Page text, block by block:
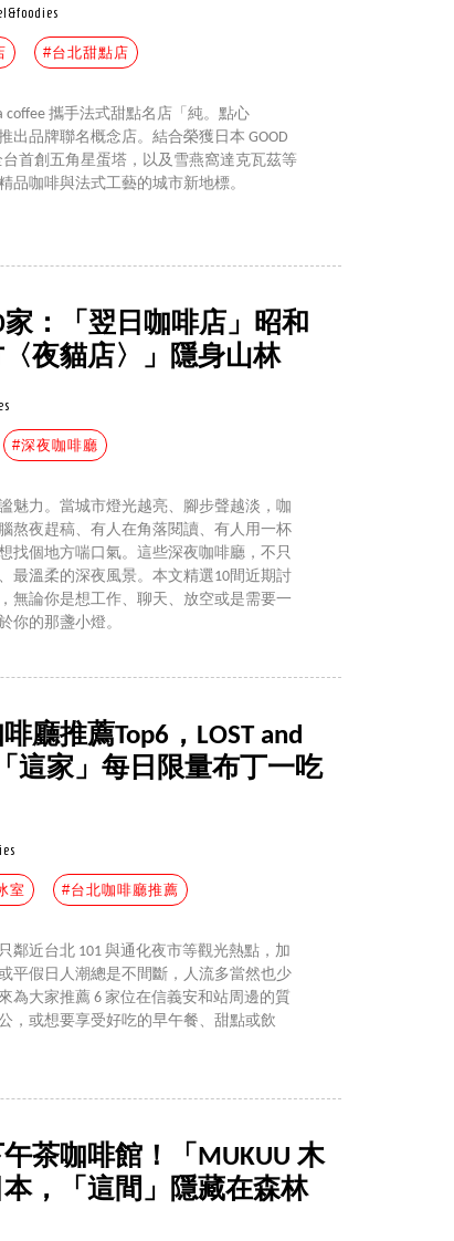
#台北甜點店
coffee 攜手法式甜點名店「純。點心
出品牌聯名概念店。結合榮獲日本 GOOD
台首創五角星蛋塔，以及雪燕窩達克瓦茲等
品咖啡與法式工藝的城市新地標。
：「翌日咖啡店」昭和
夜貓店〉」隱身山林
#深夜咖啡廳
魅力。當城市燈光越亮、腳步聲越淡，咖
熬夜趕稿、有人在角落閱讀、有人用一杯
找個地方喘口氣。這些深夜咖啡廳，不只
最溫柔的深夜風景。本文精選10間近期討
無論你是想工作、聊天、放空或是需要一
你的那盞小燈。
廳推薦Top6，LOST and
這家」每日限量布丁一吃
室 #台北咖啡廳推薦
鄰近台北 101 與通化夜市等觀光熱點，加
平假日人潮總是不間斷，人流多當然也少
為大家推薦 6 家位在信義安和站周邊的質
，或想要享受好吃的早午餐、甜點或飲
茶咖啡館！「MUKUU 木
，「這間」隱藏在森林